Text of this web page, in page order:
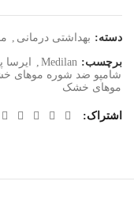
دسته: بهداشتی درمانی ,
برچسب: Medilan
,
شامپو ضد شوره موهای
موهای خشک
اشتراک